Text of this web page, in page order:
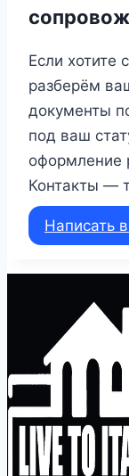
Если хотите
разберём
документы
под ваш
оформление
Контакты —
Написать